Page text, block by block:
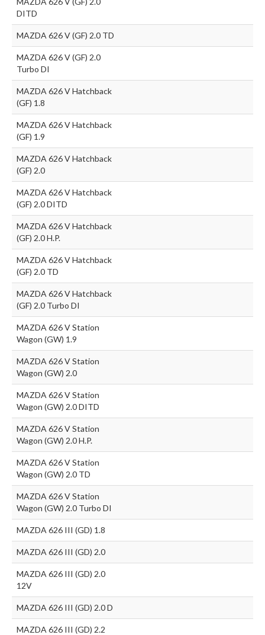
DITD
MAZDA 626 V (GF) 2.0 TD
MAZDA 626 V (GF) 2.0
Turbo DI
MAZDA 626 V Hatchback
(GF) 1.8
MAZDA 626 V Hatchback
(GF) 1.9
MAZDA 626 V Hatchback
(GF) 2.0
MAZDA 626 V Hatchback
(GF) 2.0 DITD
MAZDA 626 V Hatchback
(GF) 2.0 H.P.
MAZDA 626 V Hatchback
(GF) 2.0 TD
MAZDA 626 V Hatchback
(GF) 2.0 Turbo DI
MAZDA 626 V Station
Wagon (GW) 1.9
MAZDA 626 V Station
Wagon (GW) 2.0
MAZDA 626 V Station
Wagon (GW) 2.0 DITD
MAZDA 626 V Station
Wagon (GW) 2.0 H.P.
MAZDA 626 V Station
Wagon (GW) 2.0 TD
MAZDA 626 V Station
Wagon (GW) 2.0 Turbo DI
MAZDA 626 III (GD) 1.8
MAZDA 626 III (GD) 2.0
MAZDA 626 III (GD) 2.0
12V
MAZDA 626 III (GD) 2.0 D
MAZDA 626 III (GD) 2.2